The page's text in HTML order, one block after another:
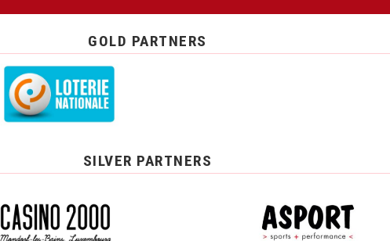
GOLD PARTNERS
SILVER PARTNERS